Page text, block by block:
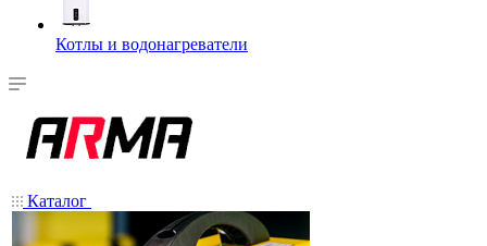
Котлы и водонагреватели
Каталог